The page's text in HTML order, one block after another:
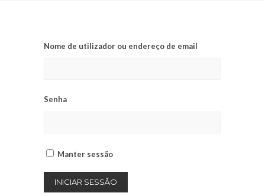
Nome de utilizador ou endereço de email
Senha
Manter sessão
INICIAR SESSÃO